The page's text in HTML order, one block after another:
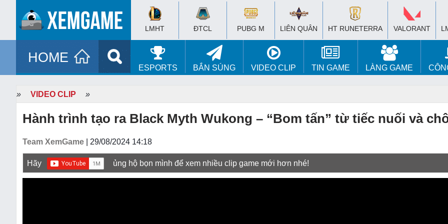
LMHT ĐTCL PUBG M LIÊN QUÂN HT RUNETERRA VALORANT
HOME
ESPORTS BẮN SÚNG VIDEO CLIP TIN GAME LÀNG GAME
» VIDEO CLIP »
Hành trình tạo ra Black Myth Wukong – “Bom tấn” từ tiếc nuối và
Team XemGame | 29/08/2024 14:18
Hãy ủng hộ bọn mình để xem nhiều clip game mới hơn nhé!